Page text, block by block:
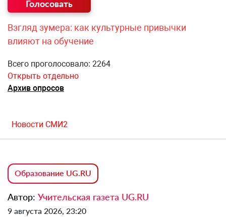
Взгляд зумера: как культурные привычки
влияют на обучение
Всего проголосовало: 2264
Открыть отдельно
Архив опросов
Новости СМИ2
Образование UG.RU
Автор: Учительская газета UG.RU
9 августа 2026, 23:20